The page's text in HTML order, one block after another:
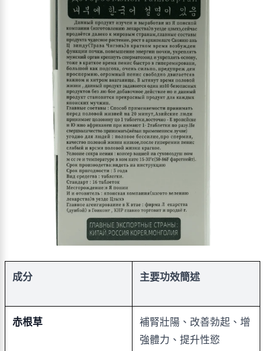
成分 主要功效簡述
赤根草
補腎壯陽、改善勃起、增
強體力、提升性慾